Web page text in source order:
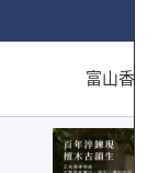
富山香堂